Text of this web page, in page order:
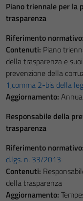
Piano triennale per la
trasparenza
Riferimento normativo:
Contenuti: Piano
della trasparenza e
prevenzione della
1,comma 2-bis della
Aggiornamento:
Responsabile della
trasparenza
Riferimento normativo:
d.lgs. n. 33/2013
Contenuti:
della trasparenza
Aggiornamento: